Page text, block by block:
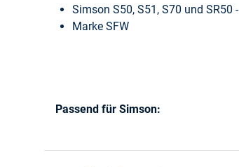
Simson S50, S51, S70 und SR50
Marke SFW
Produkteigenschaft
Wert
Passend für Simson: